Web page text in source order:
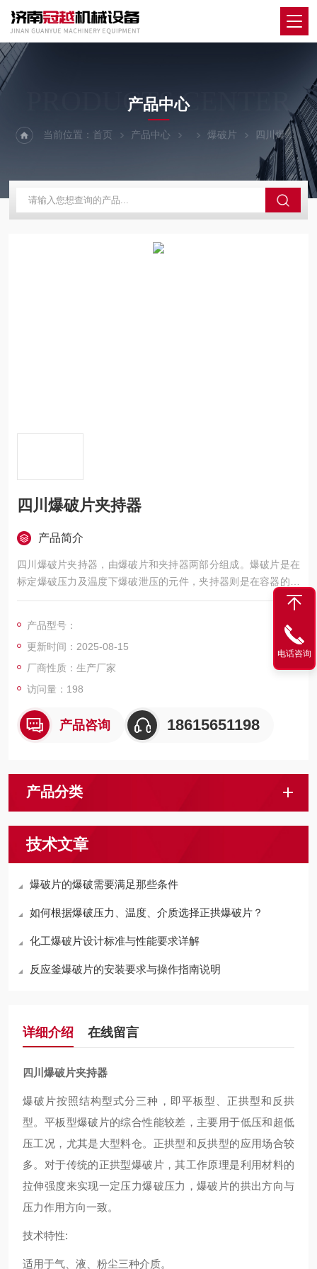
PRODUCTS CENTER
产品中心
当前位置：首页 产品中心 爆破片 四川爆破片夹持器
四川爆破片夹持器
产品简介
四川爆破片夹持器，由爆破片和夹持器两部分组成。爆破片是在
标定爆破压力及温度下爆破泄压的元件，夹持器则是在容器的适
当部位装接夹持膜片的辅助元件。
产品型号：
更新时间：2025-08-15
厂商性质：生产厂家
访问量：198
产品咨询 18615651198
产品分类
技术文章
爆破片的爆破需要满足那些条件
如何根据爆破压力、温度、介质选择正拱爆破片？
化工爆破片设计标准与性能要求详解
反应釜爆破片的安装要求与操作指南说明
详细介绍 在线留言
四川爆破片夹持器
爆破片按照结构型式分三种，即平板型、正拱型和反拱
型。平板型爆破片的综合性能较差，主要用于低压和超低
压工况，尤其是大型料仓。正拱型和反拱型的应用场合较
多。对于传统的正拱型爆破片，其工作原理是利用材料的
拉伸强度来实现一定压力爆破压力，爆破片的拱出方向与
压力作用方向一致。
技术特性:
适用于气、液、粉尘三种介质。
电话咨询